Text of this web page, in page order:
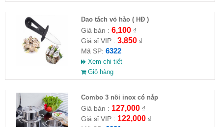
Dao tách vỏ hào ( HĐ )
Giá bán : 6,100₫
Giá sỉ VIP : 3,850₫
Mã SP: 6322
Xem chi tiết
Giỏ hàng
Combo 3 nồi inox có nắp
Giá bán : 127,000₫
Giá sỉ VIP : 122,000₫